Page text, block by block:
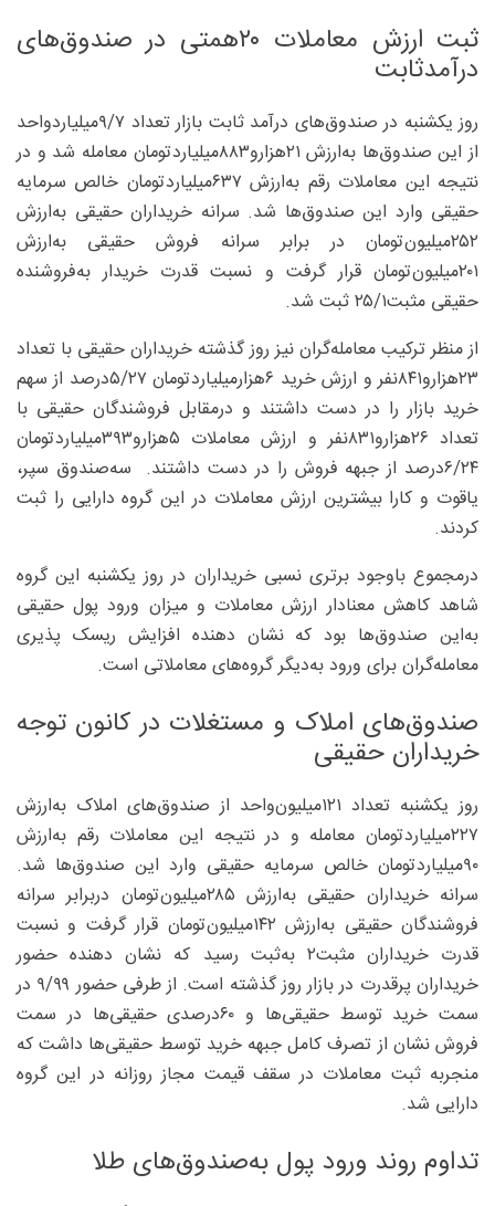
ثبت ارزش معاملات ۲۰‌همتی در صندوق‌های
درآمدثابت
روز یکشنبه در صندوق‌های درآمد ثابت بازار تعداد ۹/۷‌میلیاردواحد
از این صندوق‌ها به‌ارزش ۲۱‌هزارو۸۸۳‌میلیاردتومان معامله شد و در
نتیجه این معاملات رقم به‌ارزش ۶۳۷‌میلیاردتومان خالص سرمایه
حقیقی وارد این صندوق‌ها شد. سرانه خریداران حقیقی به‌ارزش
۲۵۲‌میلیون‌تومان در برابر سرانه فروش حقیقی به‌ارزش
۲۰۱‌میلیون‌تومان قرار گرفت و نسبت قدرت خریدار به‌فروشنده
حقیقی مثبت۲۵/۱ ثبت شد.
از منظر ترکیب معامله‌گران نیز روز گذشته خریداران حقیقی با تعداد
۲۳‌هزارو۸۴۱نفر و ارزش خرید ۶هزار‌میلیاردتومان ۵/۲۷‌درصد از سهم
خرید بازار را در دست داشتند و درمقابل فروشندگان حقیقی با
تعداد ۲۶‌هزارو۸۳۱‌نفر و ارزش معاملات ۵‌هزارو۳۹۳‌میلیاردتومان
۶/۲۴‌درصد از جبهه فروش را در دست داشتند. سه‌صندوق سپر،
یاقوت و کارا بیشترین ارزش معاملات در این گروه دارایی را ثبت
کردند.
درمجموع باوجود برتری نسبی خریداران در روز یکشنبه این گروه
شاهد کاهش معنادار ارزش معاملات و میزان ورود پول حقیقی
به‌این صندوق‌ها بود که نشان دهنده افزایش ریسک پذیری
معامله‌گران برای ورود به‌دیگر گروه‌های معاملاتی است.
صندوق‌های املاک و مستغلات در کانون توجه
خریداران حقیقی
روز یکشنبه تعداد ۱۲۱‌میلیون‌واحد از صندوق‌های املاک به‌ارزش
۲۲۷‌میلیاردتومان معامله و در نتیجه این معاملات رقم به‌ارزش
۹۰‌میلیاردتومان خالص سرمایه حقیقی وارد این صندوق‌ها شد.
سرانه خریداران حقیقی به‌ارزش ۲۸۵‌میلیون‌تومان دربرابر سرانه
فروشندگان حقیقی به‌ارزش ۱۴۲‌میلیون‌تومان قرار گرفت و نسبت
قدرت خریداران مثبت۲ به‌ثبت رسید که نشان دهنده حضور
خریداران پرقدرت در بازار روز گذشته است. از طرفی حضور ۹/۹۹ در
سمت خرید توسط حقیقی‌ها و ۶۰‌درصدی حقیقی‌ها در سمت
فروش نشان از تصرف کامل جبهه خرید توسط حقیقی‌ها داشت که
منجربه‌ ثبت معاملات در سقف قیمت مجاز روزانه در این گروه
دارایی شد.
تداوم روند ورود پول به‌صندوق‌های طلا